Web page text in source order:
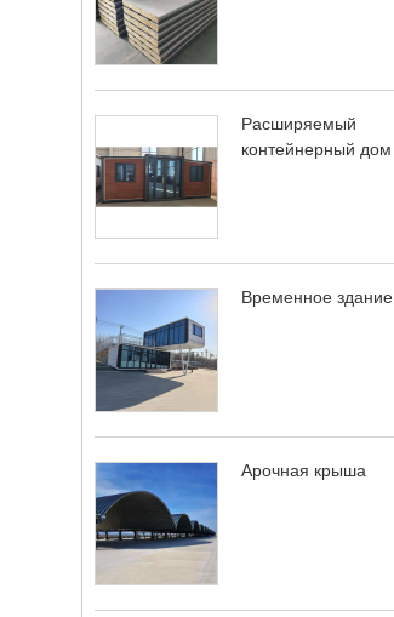
Расширяемый
контейнерный дом
Временное здание
Арочная крыша